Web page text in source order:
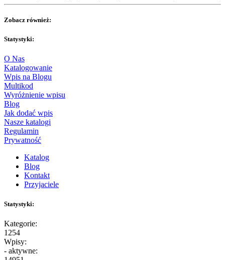
Zobacz również:
Statystyki:
O Nas
Katalogowanie
Wpis na Blogu
Multikod
Wyróżnienie wpisu
Blog
Jak dodać wpis
Nasze katalogi
Regulamin
Prywatność
Katalog
Blog
Kontakt
Przyjaciele
Statystyki:
Kategorie:
1254
Wpisy:
- aktywne: